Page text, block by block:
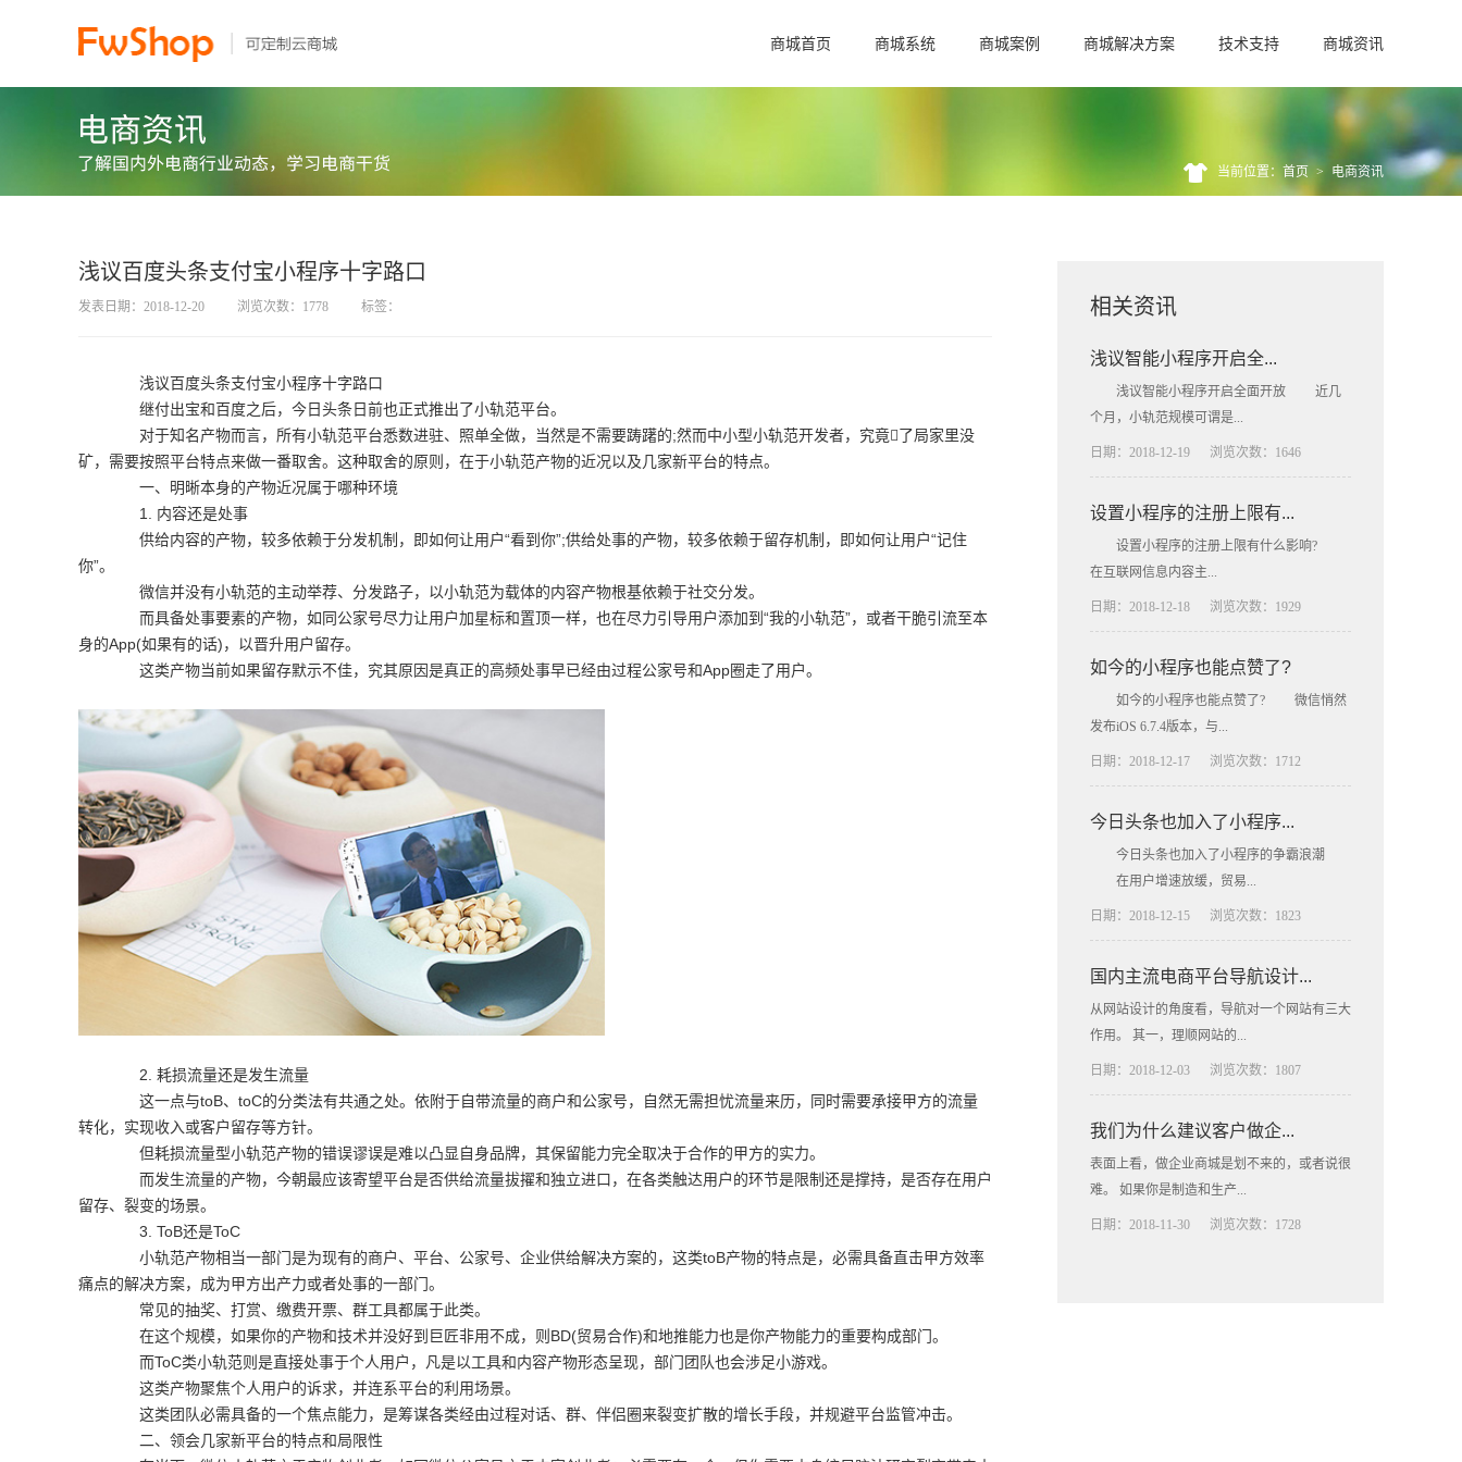
商城首页 商城系统 商城案例 商城解决方案 技术支持 商城资讯
当前位置：首页 > 电商资讯
浅议百度头条支付宝小程序十字路口
发表日期：2018-12-20 浏览次数：1778 标签：
浅议百度头条支付宝小程序十字路口
继付出宝和百度之后，今日头条日前也正式推出了小轨范平台。
对于知名产物而言，所有小轨范平台悉数进驻、照单全做，当然是不需要踌躇的;然而中小型小轨范开发者，究竟了局家里没
矿，需要按照平台特点来做一番取舍。这种取舍的原则，在于小轨范产物的近况以及几家新平台的特点。
一、明晰本身的产物近况属于哪种环境
1. 内容还是处事
供给内容的产物，较多依赖于分发机制，即如何让用户“看到你”;供给处事的产物，较多依赖于留存机制，即如何让用户“记住
你”。
微信并没有小轨范的主动举荐、分发路子，以小轨范为载体的内容产物根基依赖于社交分发。
而具备处事要素的产物，如同公家号尽力让用户加星标和置顶一样，也在尽力引导用户添加到“我的小轨范”，或者干脆引流至本
身的App(如果有的话)，以晋升用户留存。
这类产物当前如果留存默示不佳，究其原因是真正的高频处事早已经由过程公家号和App圈走了用户。
2. 耗损流量还是发生流量
这一点与toB、toC的分类法有共通之处。依附于自带流量的商户和公家号，自然无需担忧流量来历，同时需要承接甲方的流量
转化，实现收入或客户留存等方针。
但耗损流量型小轨范产物的错误谬误是难以凸显自身品牌，其保留能力完全取决于合作的甲方的实力。
而发生流量的产物，今朝最应该寄望平台是否供给流量拔擢和独立进口，在各类触达用户的环节是限制还是撑持，是否存在用户
留存、裂变的场景。
3. ToB还是ToC
小轨范产物相当一部门是为现有的商户、平台、公家号、企业供给解决方案的，这类toB产物的特点是，必需具备直击甲方效率
痛点的解决方案，成为甲方出产力或者处事的一部门。
常见的抽奖、打赏、缴费开票、群工具都属于此类。
在这个规模，如果你的产物和技术并没好到巨匠非用不成，则BD(贸易合作)和地推能力也是你产物能力的重要构成部门。
而ToC类小轨范则是直接处事于个人用户，凡是以工具和内容产物形态呈现，部门团队也会涉足小游戏。
这类产物聚焦个人用户的诉求，并连系平台的利用场景。
这类团队必需具备的一个焦点能力，是筹谋各类经由过程对话、群、伴侣圈来裂变扩散的增长手段，并规避平台监管冲击。
二、领会几家新平台的特点和局限性
相关资讯
浅议智能小程序开启全...
浅议智能小程序开启全面开放 近几
个月，小轨范规模可谓是...
日期：2018-12-19 浏览次数：1646
设置小程序的注册上限有...
设置小程序的注册上限有什么影响?
在互联网信息内容主...
日期：2018-12-18 浏览次数：1929
如今的小程序也能点赞了?
如今的小程序也能点赞了? 微信悄然
发布iOS 6.7.4版本，与...
日期：2018-12-17 浏览次数：1712
今日头条也加入了小程序...
今日头条也加入了小程序的争霸浪潮
在用户增速放缓，贸易...
日期：2018-12-15 浏览次数：1823
国内主流电商平台导航设计...
从网站设计的角度看，导航对一个网站有三大
作用。 其一，理顺网站的...
日期：2018-12-03 浏览次数：1807
我们为什么建议客户做企...
表面上看，做企业商城是划不来的，或者说很
难。 如果你是制造和生产...
日期：2018-11-30 浏览次数：1728